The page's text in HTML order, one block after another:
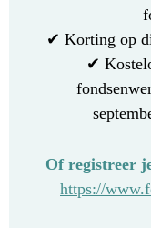
✔ Korting op
✔
Of registreer
https://